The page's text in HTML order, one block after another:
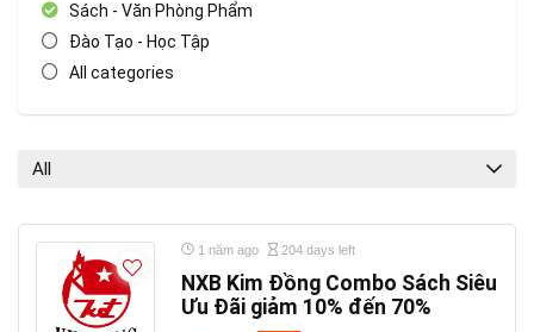
Sách - Văn Phòng Phẩm
Đào Tạo - Học Tập
All categories
All
1 năm ago 204 days left
NXB Kim Đồng Combo Sách Siêu
Ưu Đãi giảm 10% đến 70%